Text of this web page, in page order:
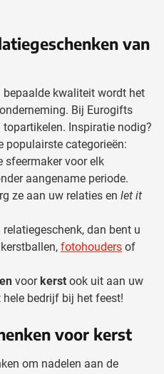
van
bepaalde kwaliteit wordt het
Bij Eurogifts
Inspiratie nodig?
populairste categorieën:
sfeermaker voor elk
aangename periode.
ze aan uw relaties en let it
dan bent u
fotohouders of
voorkerst ook uit aan uw
bedrijf bij het feest!
voor kerst
om nadelen aan de